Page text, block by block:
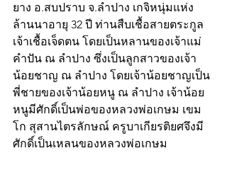
ยาง อ.สบปราบ จ.ลำปาง เกจิหนุ่มแห่ง
ล้านนาอายุ 32 ปี ท่านสืบเชื้อสายตระกูล
เจ้าเชื้อเจ็ดตน โดยเป็นหลานของเจ้าแม่
คำปัน ณ ลำปาง ซึ่งเป็นลูกสาวของเจ้า
น้อยชาญ ณ ลำปาง โดยเจ้าน้อยชาญเป็น
พี่ชายของเจ้าน้อยหนู ณ ลำปาง เจ้าน้อย
หนูมีศักดิ์เป็นพ่อของหลวงพ่อเกษม เขม
โก สุสานไตรลักษณ์ ครูบาเกียรติยศจึงมี
ศักดิ์เป็นเหลนของหลวงพ่อเกษม